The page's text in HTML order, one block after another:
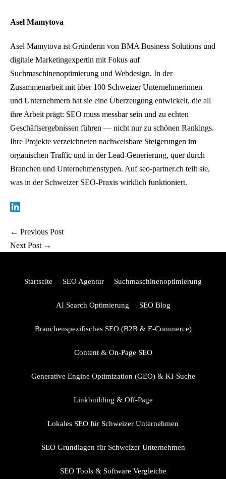
Asel Mamytova
Asel Mamytova ist Gründerin von BMA Business Solutions und
digitale Marketingexpertin mit Fokus auf
Suchmaschinenoptimierung und Webdesign. In der
Zusammenarbeit mit über 100 Schweizer Unternehmerinnen
und Unternehmern hat sie eine Überzeugung entwickelt, die all
ihre Arbeit prägt: SEO muss messbar sein und zu echten
Geschäftsergebnissen führen — nicht nur zu schönen Rankings.
Ihre Projekte verzeichneten nachweisbare Steigerungen im
organischen Traffic und in der Lead-Generierung, quer durch
Branchen und Unternehmenstypen. Auf seo-partner.ch teilt sie,
was in der Schweizer SEO-Praxis wirklich funktioniert.
← Previous Post
Next Post →
Startseite SEO Agentur Suchmaschinenoptimierung
AI Search Optimierung SEO Blog
Branchenspezifisches SEO (B2B & E-Commerce)
Content & On-Page SEO
Generative Engine Optimization (GEO) & KI-Suche
Linkbuilding & Off-Page
Lokales SEO für Schweizer Unternehmen
SEO Grundlagen für Schweizer Unternehmen
SEO Tools & Software Vergleiche